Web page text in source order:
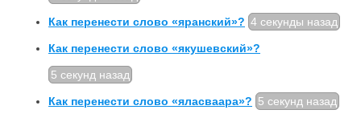
Как перенести слово «яранский»? 4 секунды назад
Как перенести слово «якушевский»?
5 секунд назад
Как перенести слово «яласваара»? 5 секунд назад